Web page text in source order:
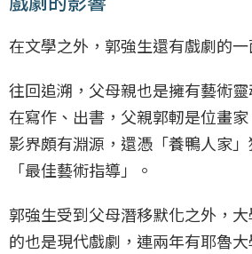
在文學之外，郭強生還有戲劇的一
往回追溯，父母親也是擁有藝術
在寫作、出書，父親郭軔是位畫
影界頗有淵源，還憑「養鴨人家
「最佳藝術指導」。
郭強生受到父母潛移默化之外，
的也是現代戲劇，連兩年有耶魯